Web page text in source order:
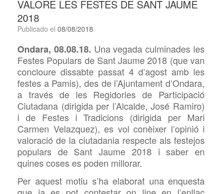
VALORE LES FESTES DE SANT JAUME
2018
Publicado el 08/08/2018
Ondara, 08.08.18. Una vegada culminades les
Festes Populars de Sant Jaume 2018 (que van
concloure dissabte passat 4 d’agost amb les
festes a Pamis), des de l’Ajuntament d’Ondara,
a través de les Regidories de Participació
Ciutadana (dirigida per l’Alcalde, José Ramiro)
i de Festes i Tradicions (dirigida per Mari
Carmen Velazquez), es vol conèixer l’opinió i
valoració de la ciutadania respecte als festejos
populars de Sant Jaume 2018 i saber en
quines coses es poden millorar.
Per aquest motiu s’ha elaborat una enquesta